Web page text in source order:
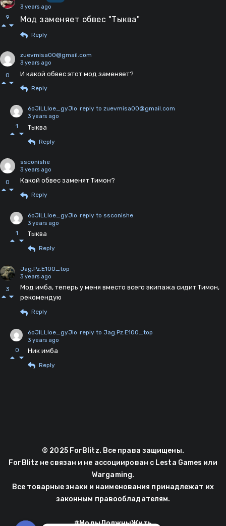
9
3 years ago
Мод заменяет обвес "Тыква"
Reply
0
zuevmisa00@gmail.com
3 years ago
И какой обвес этот мод заменяет?
Reply
1
6oJlLLloe_gyJlo reply to zuevmisa00@gmail.com
3 years ago
Тыква
Reply
0
ssconishe
3 years ago
Какой обвес заменят Тимон?
Reply
1
6oJlLLloe_gyJlo reply to ssconishe
3 years ago
Тыква
Reply
3
Jag.Pz.E100_top
3 years ago
Мод имба, теперь у меня вместо всего экипажа сидит Тимон,
рекомендую
Reply
0
6oJlLLloe_gyJlo reply to Jag.Pz.E100_top
3 years ago
Ник имба
Reply
© 2025 ForBlitz. Все права защищены.
ForBlitz не связан и не ассоциирован с Lesta Games или
Wargaming.
Все товарные знаки и наименования принадлежат их
законным правообладателям.
#МодыДолжныЖить